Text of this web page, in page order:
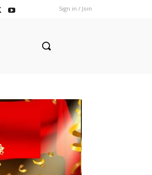
Sign in / Join